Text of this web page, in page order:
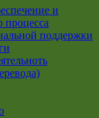
и
процесса
поддержки